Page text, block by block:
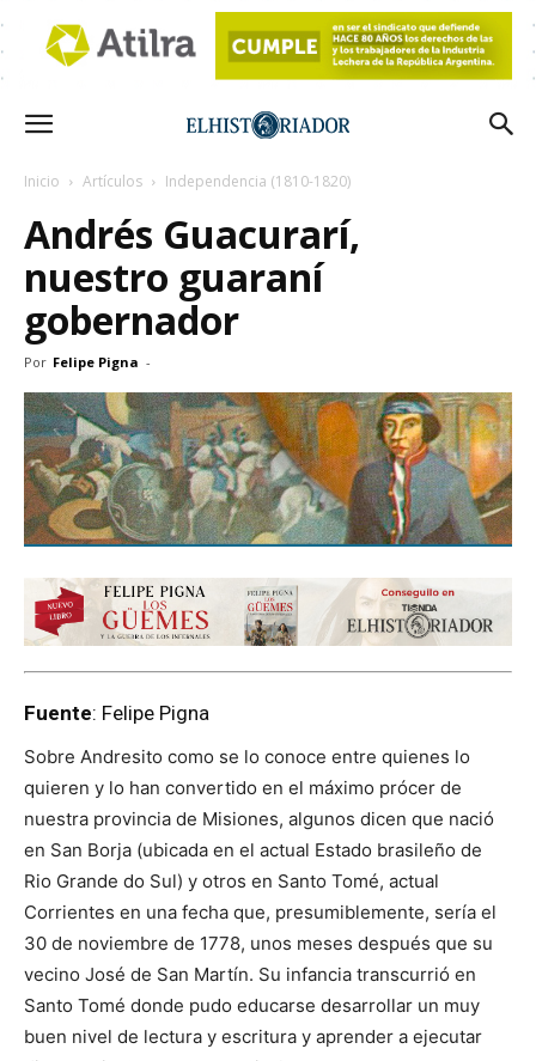
Inicio Artículos Independencia (1810-1820)
Andrés Guacurarí,
nuestro guaraní
gobernador
Por Felipe Pigna -
Fuente: Felipe Pigna
Sobre Andresito como se lo conoce entre quienes lo
quieren y lo han convertido en el máximo prócer de
nuestra provincia de Misiones, algunos dicen que nació
en San Borja (ubicada en el actual Estado brasileño de
Rio Grande do Sul) y otros en Santo Tomé, actual
Corrientes en una fecha que, presumiblemente, sería el
30 de noviembre de 1778, unos meses después que su
vecino José de San Martín. Su infancia transcurrió en
Santo Tomé donde pudo educarse desarrollar un muy
buen nivel de lectura y escritura y aprender a ejecutar